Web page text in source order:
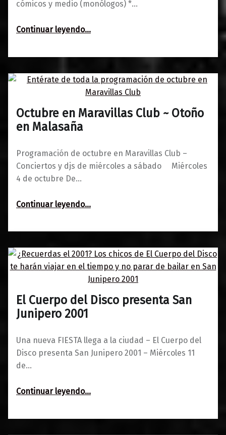
cómicos y medio (monólogos) *…
Continuar leyendo“Programación del 5 al 10 de diciembre: ¡Puente!”
…
Octubre en Maravillas Club ~ Otoño
en Malasaña
Programación de octubre en Maravillas Club –
Conciertos y djs de miércoles a sábado Miércoles
4 de octubre De…
Continuar leyendo“Octubre en Maravillas Club ~ Otoño en Malasaña”
…
06/10/2017
0
Maravillas
El Cuerpo del Disco presenta San
Junipero 2001
Una nueva FIESTA llega a la ciudad – El Cuerpo del
Disco presenta San Junipero 2001 – Miércoles 11
de…
Continuar leyendo“El Cuerpo del Disco presenta San Junipero 2001”
…
06/10/2017
0
Maravillas